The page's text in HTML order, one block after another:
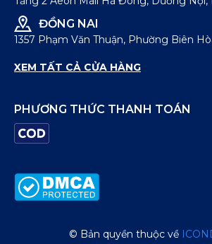
ĐỒNG NAI
1357 Phạm Văn Thuận, Phường Biên
XEM TẤT CẢ CỬA HÀNG
PHƯƠNG THỨC THANH TOÁN
© Bản quyền thuộc về